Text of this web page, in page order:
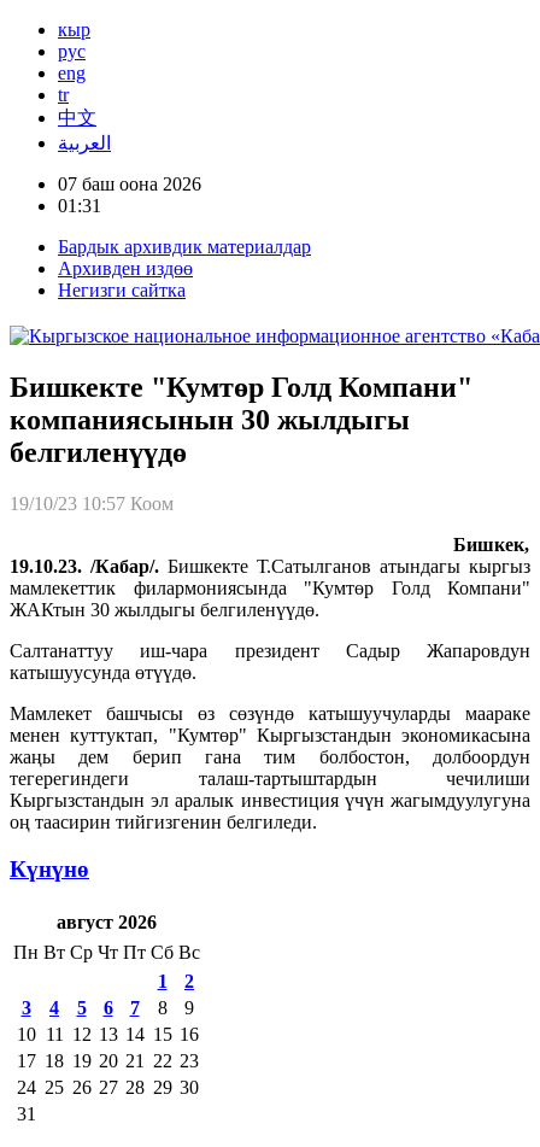
кыр
рус
eng
tr
中文
العربية
07 баш оона 2026
01:31
Бардык архивдик материалдар
Архивден издөө
Негизги сайтка
Бишкекте "Кумтөр Голд Компани"
компаниясынын 30 жылдыгы
белгиленүүдө
19/10/23 10:57 Коом
Бишкек,
19.10.23. /Кабар/. Бишкекте Т.Сатылганов атындагы кыргыз
мамлекеттик филармониясында "Кумтөр Голд Компани"
ЖАКтын 30 жылдыгы белгиленүүдө.
Салтанаттуу иш-чара президент Садыр Жапаровдун
катышуусунда өтүүдө.
Мамлекет башчысы өз сөзүндө катышуучуларды маараке
менен куттуктап, "Кумтөр" Кыргызстандын экономикасына
жаңы дем берип гана тим болбостон, долбоордун
тегерегиндеги талаш-тартыштардын чечилиши
Кыргызстандын эл аралык инвестиция үчүн жагымдуулугуна
оң таасирин тийгизгенин белгиледи.
Күнүнө
август 2026
Пн Вт Ср Чт Пт Сб Вс
1
2
3
4 5 6 7 8
9
10 11 12 13 14 15 16
17 18 19 20 21 22 23
24 25 26 27 28 29 30
31